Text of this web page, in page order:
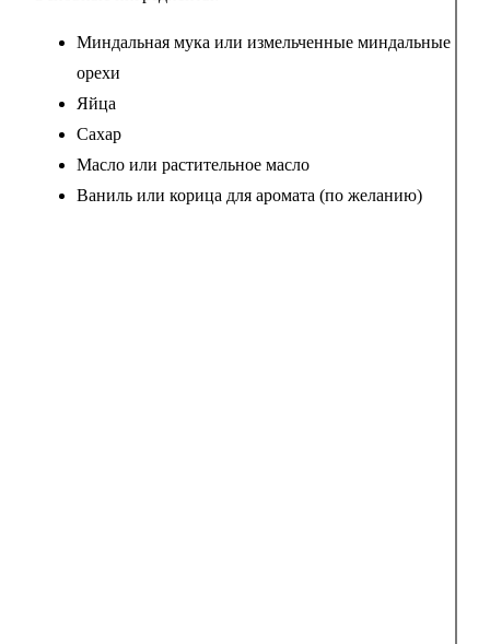
Миндальная мука или измельченные миндальные
орехи
Яйца
Сахар
Масло или растительное масло
Ваниль или корица для аромата (по желанию)